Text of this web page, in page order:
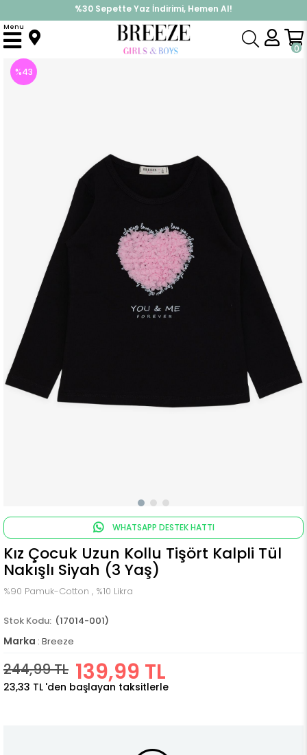
%30 Sepette Yaz İndirimi, Hemen Al!
İndirimlere ek %10 İndirimi Kap, Hemen Üye Ol!
0
Menu
Anasayfa Üst Giyim Uzun Kollu Tişört Kız Çocuk Uzun Kollu Tişört Kalpli Tül Nakışlı Siyah (3 Yaş)
%43
WHATSAPP DESTEK HATTI
Kız Çocuk Uzun Kollu Tişört Kalpli Tül
Nakışlı Siyah (3 Yaş)
%90 Pamuk-Cotton , %10 Likra
(17014-001)
Marka : Breeze
244,99 TL 139,99 TL
23,33 TL 'den başlayan taksitlerle